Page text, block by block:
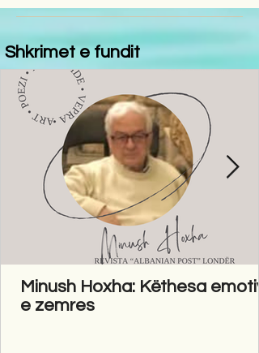
Shkrimet e fundit
Minush Hoxha: Këthesa
e zemres